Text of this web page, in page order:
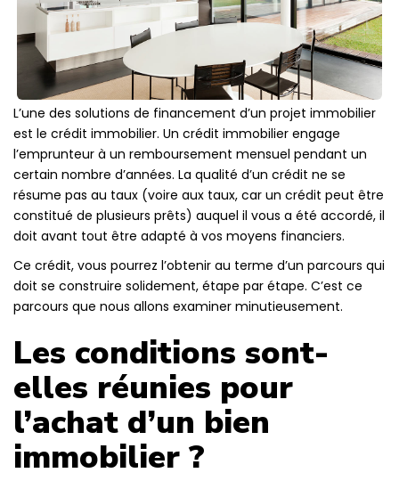
VENDRE
Estimer Mon Bien
Nos Biens Vendus
Nos Biens Loués
NOTRE AGENCE
Qui Sommes-Nous ?
FAQ
Actualités / Conseils
CONTACT
L’une des solutions de financement d’un projet immobilier
est le crédit immobilier. Un crédit immobilier engage
l’emprunteur à un remboursement mensuel pendant un
certain nombre d’années. La qualité d’un crédit ne se
résume pas au taux (voire aux taux, car un crédit peut être
constitué de plusieurs prêts) auquel il vous a été accordé, il
doit avant tout être adapté à vos moyens financiers.
Ce crédit, vous pourrez l’obtenir au terme d’un parcours qui
doit se construire solidement, étape par étape. C’est ce
parcours que nous allons examiner minutieusement.
Les conditions sont-
elles réunies pour
l’achat d’un bien
immobilier ?